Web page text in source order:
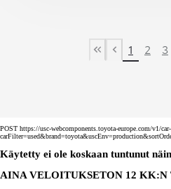
First Page
Previous
1 2 3
POST https://usc-webcomponents.toyota-europe.com/v1/
Käytetty ei ole koskaan tuntunut
AINA VELOITUKSETON 12 KK:N